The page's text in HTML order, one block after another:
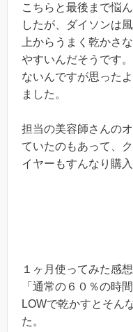
こちらと最後まで悩
したが、ダイソンは
上からうまく乾かさ
やすいんだそうです
ないんですが思った
ました。
担当の美容師さんの
ていたのもあって、
イヤーもすんなり購
１ヶ月使ってみた感想
「通常の６０％の時
LOWで乾かすとそん
た。